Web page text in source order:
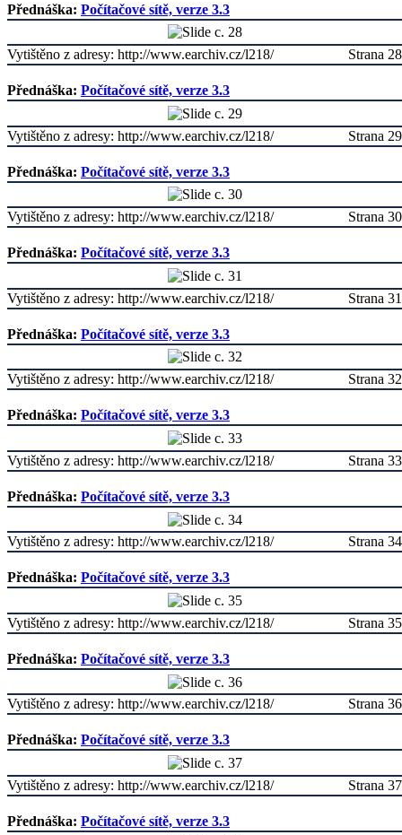
Přednáška: Počítačové sítě, verze 3.3
Strana 28
Vytištěno z adresy: http://www.earchiv.cz/l218/
Přednáška: Počítačové sítě, verze 3.3
Strana 29
Vytištěno z adresy: http://www.earchiv.cz/l218/
Přednáška: Počítačové sítě, verze 3.3
Strana 30
Vytištěno z adresy: http://www.earchiv.cz/l218/
Přednáška: Počítačové sítě, verze 3.3
Strana 31
Vytištěno z adresy: http://www.earchiv.cz/l218/
Přednáška: Počítačové sítě, verze 3.3
Strana 32
Vytištěno z adresy: http://www.earchiv.cz/l218/
Přednáška: Počítačové sítě, verze 3.3
Strana 33
Vytištěno z adresy: http://www.earchiv.cz/l218/
Přednáška: Počítačové sítě, verze 3.3
Strana 34
Vytištěno z adresy: http://www.earchiv.cz/l218/
Přednáška: Počítačové sítě, verze 3.3
Strana 35
Vytištěno z adresy: http://www.earchiv.cz/l218/
Přednáška: Počítačové sítě, verze 3.3
Strana 36
Vytištěno z adresy: http://www.earchiv.cz/l218/
Přednáška: Počítačové sítě, verze 3.3
Strana 37
Vytištěno z adresy: http://www.earchiv.cz/l218/
Přednáška: Počítačové sítě, verze 3.3